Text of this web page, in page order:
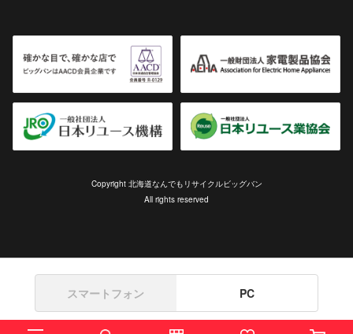
Copyright 北海道なんでもリサイクルビッグバン
All rights reserved
スマートフォン PC